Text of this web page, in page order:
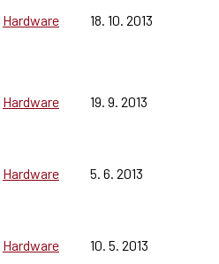
Hardware 18. 10. 2013
Hardware 19. 9. 2013
Hardware 5. 6. 2013
Hardware 10. 5. 2013